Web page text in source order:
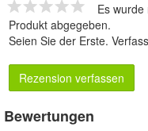
Es
Produkt abgegeben.
Seien Sie der Erste.
Rezension verfassen
Bewertungen